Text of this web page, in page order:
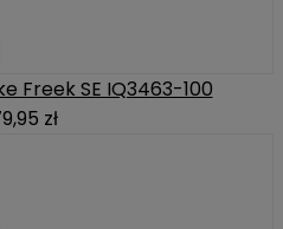
Freek SE IQ3463-100
zł